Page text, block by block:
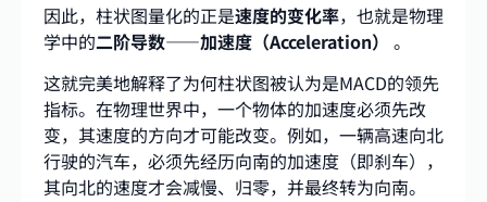
因此，柱状图量化的正是速度的变化率，也就是物理
学中的二阶导数——加速度（Acceleration） 。
这就完美地解释了为何柱状图被认为是MACD的领先
指标。在物理世界中，一个物体的加速度必须先改
变，其速度的方向才可能改变。例如，一辆高速向北
行驶的汽车，必须先经历向南的加速度（即刹车），
其向北的速度才会减慢、归零，并最终转为向南。